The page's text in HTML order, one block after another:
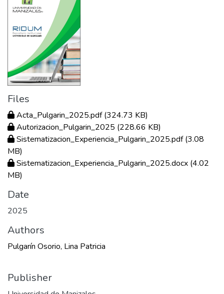
Files
Acta_Pulgarin_2025.pdf(324.73 KB)
Autorizacion_Pulgarin_2025 (228.66 KB)
Sistematizacion_Experiencia_Pulgarin_2025.pdf(3.08
MB)
Sistematizacion_Experiencia_Pulgarin_2025.docx (4.02
MB)
Date
2025
Authors
Pulgarín Osorio, Lina Patricia
Publisher